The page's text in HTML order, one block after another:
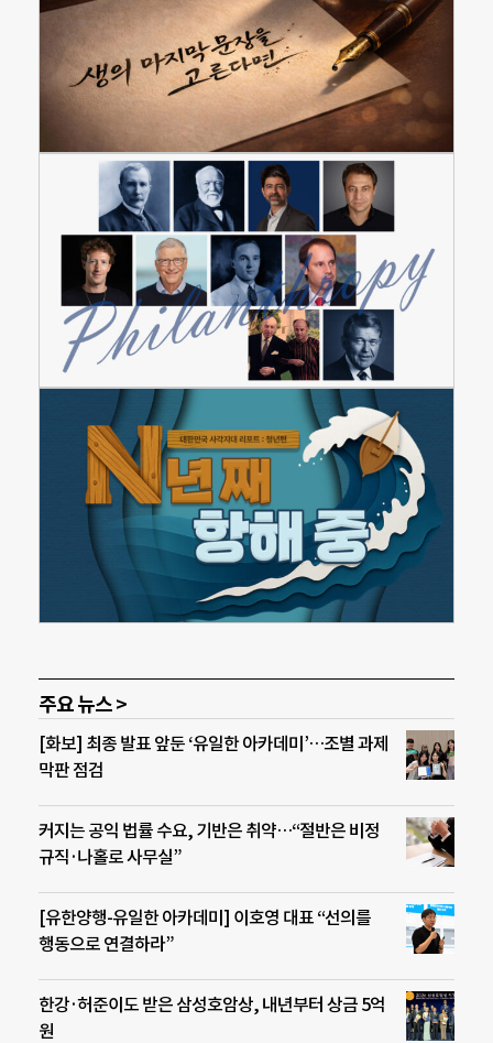
주요 뉴스 >
[화보] 최종 발표 앞둔 ‘유일한 아카데미’…조별 과제
막판 점검
커지는 공익 법률 수요, 기반은 취약…“절반은 비정
규직·나홀로 사무실”
[유한양행-유일한 아카데미] 이호영 대표 “선의를
행동으로 연결하라”
한강·허준이도 받은 삼성호암상, 내년부터 상금 5억
원